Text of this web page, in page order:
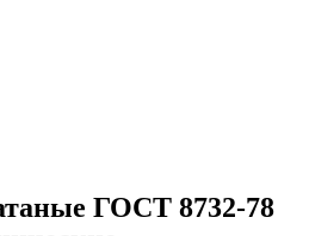
ГОСТ 8732-78